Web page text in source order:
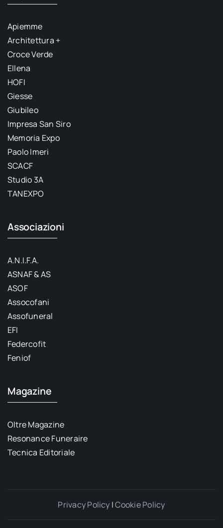
Apiemme
Architettura +
Croce Verde
Ellena
HOFI
Giesse
Giubileo
Impresa San Siro
Memoria Expo
Paolo Imeri
SCACF
Studio 3A
TANEXPO
Associazioni
A.N.I.F.A.
ASNAF & AS
ASOF
Assocofani
Assofuneral
EFI
Federcofit
Feniof
Magazine
Oltre Magazine
Resonance Funeraire
Tecnica Editoriale
Privacy Policy |Cookie Policy